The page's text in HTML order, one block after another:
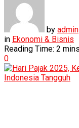
by admin
in Ekonomi & Bisnis
Reading Time: 2
0